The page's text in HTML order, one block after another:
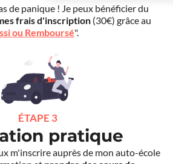
de panique ! Je peux bénéficier du
frais d'inscription (30€) grâce au
ou Remboursé".
ÉTAPE 3
pratique
m'inscrire auprès de mon auto-école